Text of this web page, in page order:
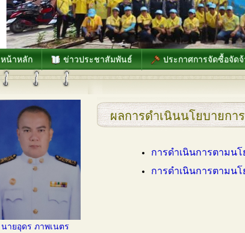
หน้าหลัก ข่าวประชาสัมพันธ์ ประกาศการจัดซื้อจัดจ้
นายอุดร ภาพเนตร
ผลการดำเนินนโยบายกา
การดำเนินการตามน
การดำเนินการตามน